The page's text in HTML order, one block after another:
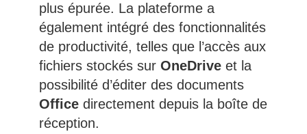
plus épurée. La plateforme a
également intégré des fonctionnalités
de productivité, telles que l’accès aux
fichiers stockés sur OneDriveet la
possibilité d’éditer des documents
Officedirectement depuis la boîte de
réception.